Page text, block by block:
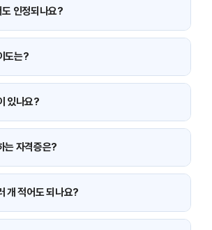
인정되나요?
내 기업에서도 충분히 인정됩니다.
도는?
없다면 높은 편이며, 기출 반복 학습이 필수
있나요?
며, 다른 대부분의 자격증도 유효기간이 없
는 자격증은?
가 기본 스펙으로 추천됩니다.
개 적어도 되나요?
증은 모두 기재해도 됩니다.